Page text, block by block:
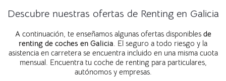
Descubre nuestras ofertas de Renting en Galicia
A continuación, te enseñamos algunas ofertas disponibles de
renting de coches en Galicia. El seguro a todo riesgo y la
asistencia en carretera se encuentra incluido en una misma cuota
mensual. Encuentra tu coche de renting para particulares,
autónomos y empresas.